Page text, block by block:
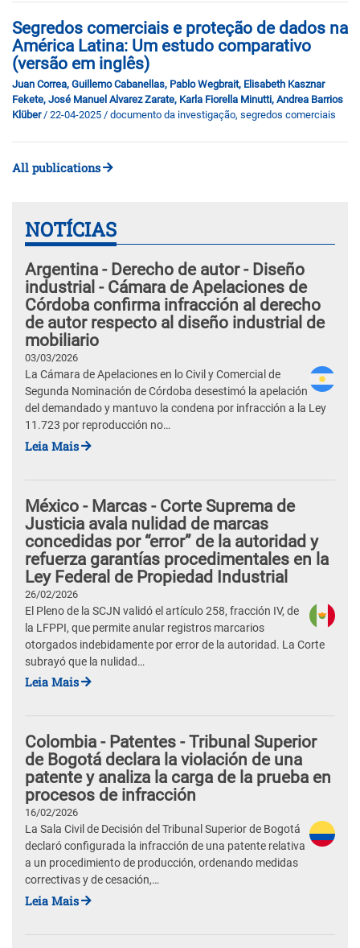
Segredos comerciais e proteção de dados na
América Latina: Um estudo comparativo
(versão em inglês)
Juan Correa, Guillemo Cabanellas, Pablo Wegbrait, Elisabeth Kasznar
Fekete, José Manuel Alvarez Zarate, Karla Fiorella Minutti, Andrea Barrios
Klüber/ 22-04-2025 / documento da investigação, segredos comerciais
All publications
NOTÍCIAS
Argentina - Derecho de autor - Diseño
industrial - Cámara de Apelaciones de
Córdoba confirma infracción al derecho
de autor respecto al diseño industrial de
mobiliario
03/03/2026
La Cámara de Apelaciones en lo Civil y Comercial de
Segunda Nominación de Córdoba desestimó la apelación
del demandado y mantuvo la condena por infracción a la Ley
11.723 por reproducción no…
Leia Mais
México - Marcas - Corte Suprema de
Justicia avala nulidad de marcas
concedidas por “error” de la autoridad y
refuerza garantías procedimentales en la
Ley Federal de Propiedad Industrial
26/02/2026
El Pleno de la SCJN validó el artículo 258, fracción IV, de
la LFPPI, que permite anular registros marcarios
otorgados indebidamente por error de la autoridad. La Corte
subrayó que la nulidad…
Leia Mais
Colombia - Patentes - Tribunal Superior
de Bogotá declara la violación de una
patente y analiza la carga de la prueba en
procesos de infracción
16/02/2026
La Sala Civil de Decisión del Tribunal Superior de Bogotá
declaró configurada la infracción de una patente relativa
a un procedimiento de producción, ordenando medidas
correctivas y de cesación,…
Leia Mais